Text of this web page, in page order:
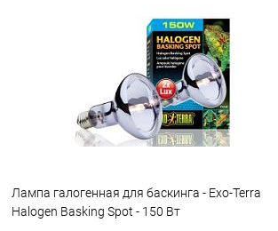
Сравнение
В наличии
Лампа галогенная для баскинга - Exo-Terra
Halogen Basking Spot - 150 Вт